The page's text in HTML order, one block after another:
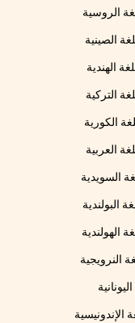
الروسية
الصينية
الهندية
التركية
الكورية
العربية
السويدية
البولندية
الهولندية
النرويجية
الإندونيسية